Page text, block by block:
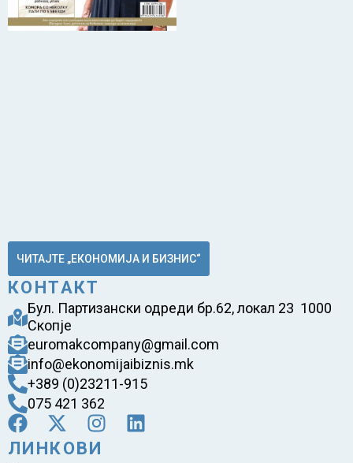
ЧИТАЈТЕ „ЕКОНОМИЈА И БИЗНИС“
КОНТАКТ
Бул. Партизански одреди бр.62, локал 23 1000
Скопје
euromakcompany@gmail.com
info@ekonomijaibiznis.mk
+389 (0)23211-915
075 421 362
ЛИНКОВИ